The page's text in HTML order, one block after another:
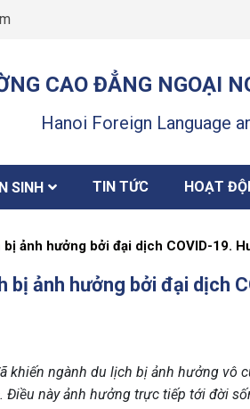
CAO ĐẲNG NGOẠI
Hanoi Foreign Language
SINH TIN TỨC HOẠT
ảnh hưởng bởi đại dịch COVID-19.
bị ảnh hưởng bởi đại dịch
khiến ngành du lịch bị ảnh hưởng vô
này ảnh hưởng trực tiếp tới đời